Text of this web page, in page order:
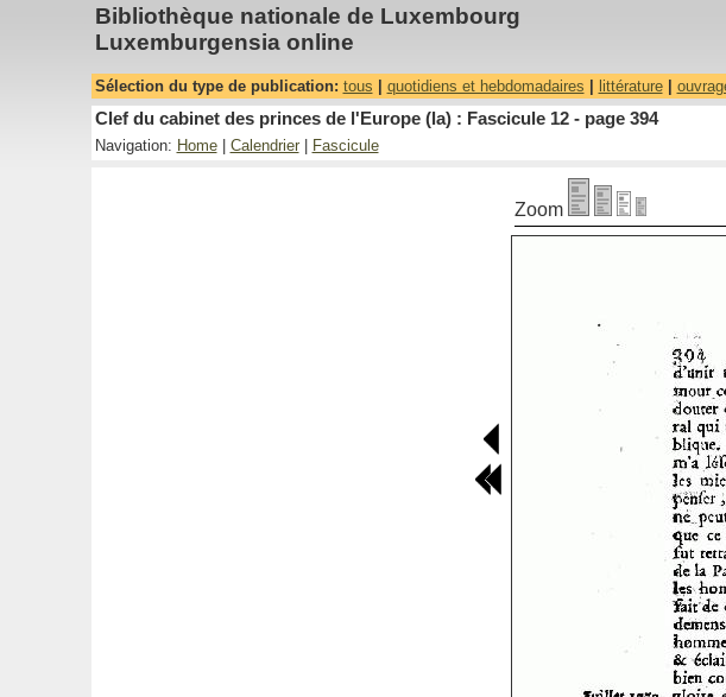
Bibliothèque nationale de Luxembourg
Luxemburgensia online
Sélection du type de publication: tous quotidiens et hebdomadaires littérature|
Clef du cabinet des princes de l'Europe (la) : Fascicule 12 - page 394
Navigation: Home| Calendrier| Fascicule
Zoom